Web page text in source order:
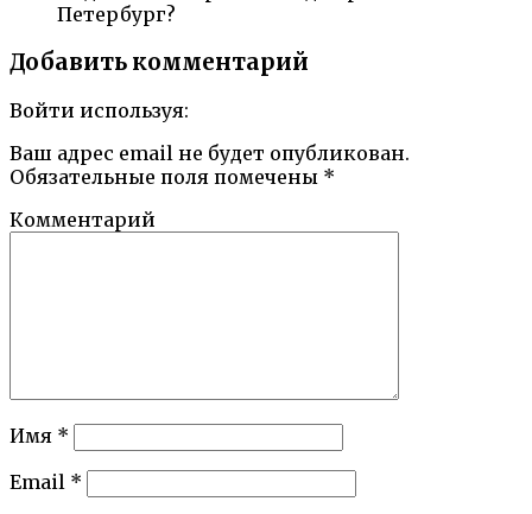
Петербург?
Добавить комментарий
Войти используя:
Ваш адрес email не будет опубликован.
Обязательные поля помечены *
Комментарий
Имя *
Email *